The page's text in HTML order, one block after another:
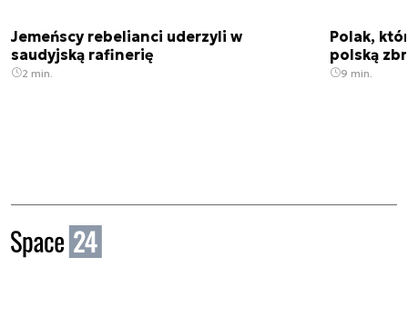
Jemeńscy rebelianci uderzyli w
saudyjską rafinerię
2 min.
Polak,
polską
9 min.